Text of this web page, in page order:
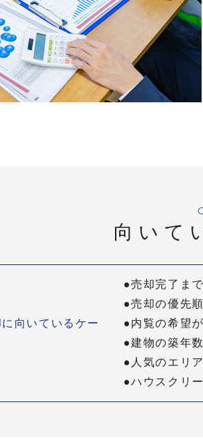
向いて
向いているケー
●売却完了ま
●売却の優先
●内覧の希望
●建物の築年
●人気のエリ
●ハウスクリ